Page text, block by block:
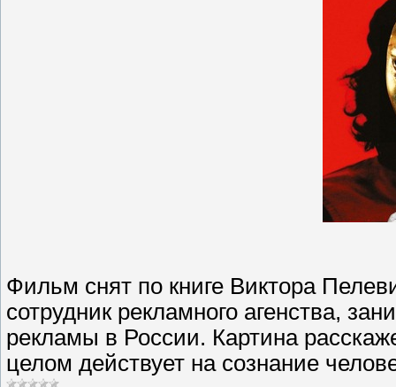
Фильм снят по книге Виктора
сотрудник рекламного агенства,
рекламы в России. Картина
целом действует на сознание